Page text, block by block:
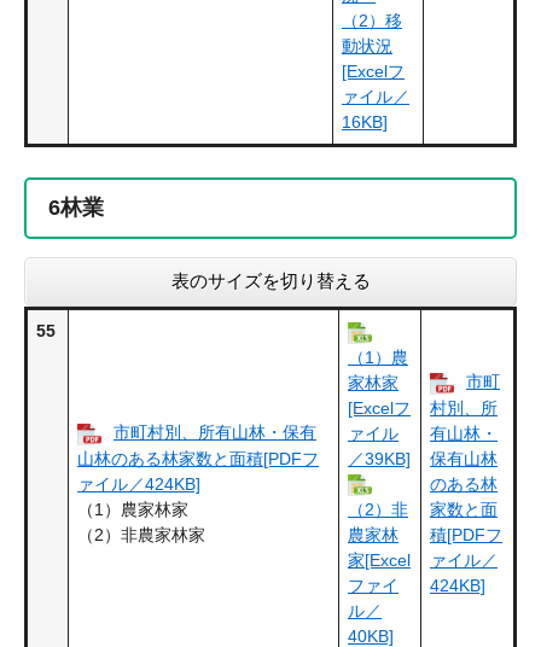
（2）移
動状況
[Excelフ
ァイル／
16KB]
6林業
表のサイズを切り替える
55
市町村別、所有山林・保有
山林のある林家数と面積[PDFフ
ァイル／424KB]
（1）農家林家
（2）非農家林家
（1）農
家林家
[Excelフ
ァイル
／39KB]
（2）非
農家林
家[Excel
ファイ
ル／
40KB]
市町
村別、所
有山林・
保有山林
のある林
家数と面
積[PDFフ
ァイル／
424KB]